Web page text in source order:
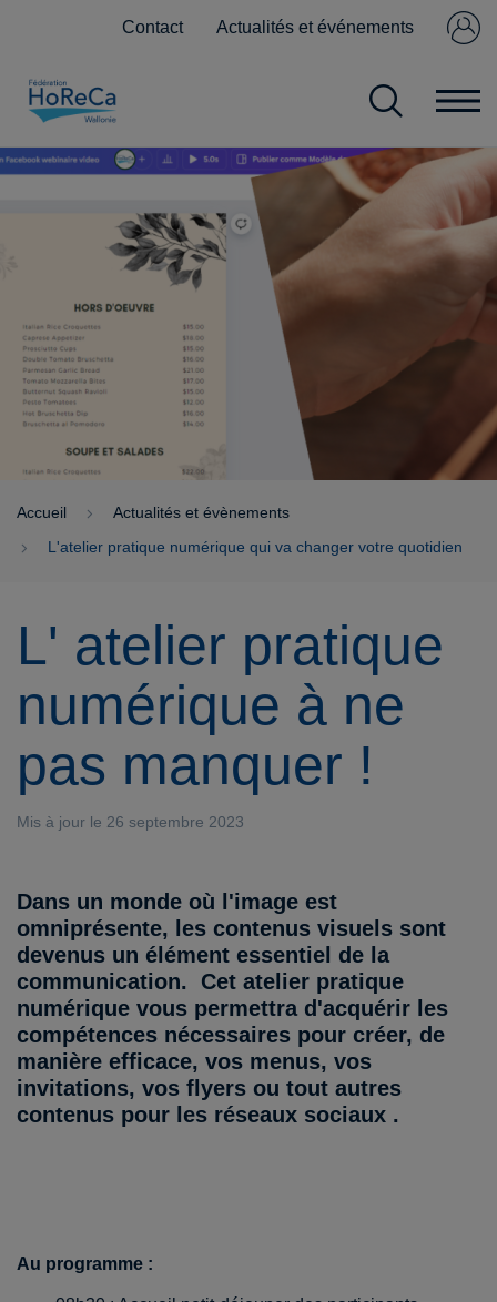
Contact Actualités et événements
membre ?
Accueil
Actualités et évènements
L'atelier pratique numérique qui va changer votre quotidien
L' atelier pratique
numérique à ne
pas manquer !
Mis à jour le 26 septembre 2023
Dans un monde où l'image est
omniprésente, les contenus visuels sont
devenus un élément essentiel de la
communication. Cet atelier pratique
numérique vous permettra d'acquérir les
compétences nécessaires pour créer, de
manière efficace, vos menus, vos
invitations, vos flyers ou tout autres
contenus pour les réseaux sociaux .
Au programme :